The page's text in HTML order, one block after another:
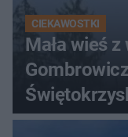
CIEKAWOSTKI
Mała wieś